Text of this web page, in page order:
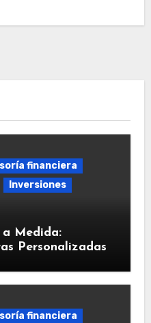
financiera
Inversiones
Medida:
Personalizadas
financiera